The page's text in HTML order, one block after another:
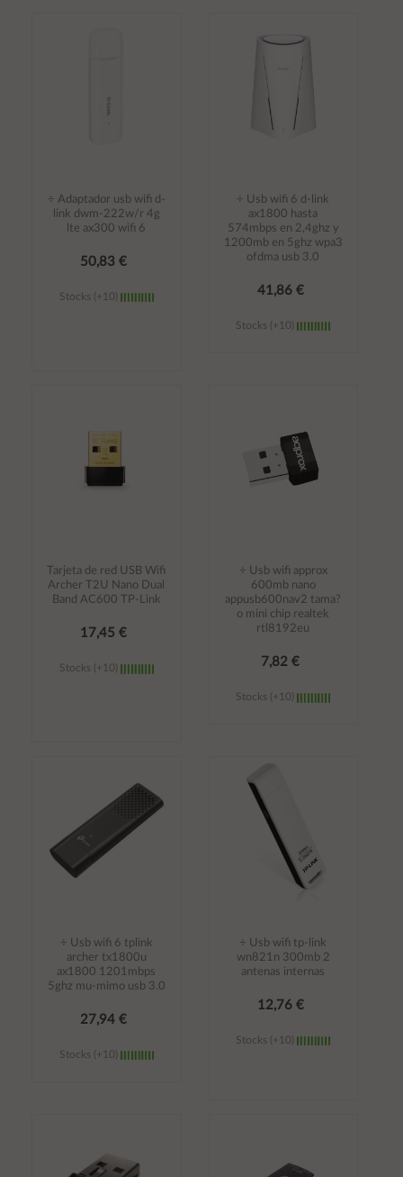
carrito
÷ Adaptador usb wifi d-
link dwm-222w/r 4g
lte ax300 wifi 6
50,83 €
Stocks (+10)
÷ Usb wifi 6 d-link
ax1800 hasta
574mbps en 2,4ghz y
1200mb en 5ghz wpa3
ofdma usb 3.0
41,86 €
Stocks (+10)
Tarjeta de red USB Wifi
Archer T2U Nano Dual
Band AC600 TP-Link
17,45 €
Stocks (+10)
÷ Usb wifi approx
600mb nano
appusb600nav2 tama?
o mini chip realtek
rtl8192eu
7,82 €
Stocks (+10)
÷ Usb wifi 6 tplink
archer tx1800u
ax1800 1201mbps
5ghz mu-mimo usb 3.0
27,94 €
Stocks (+10)
÷ Usb wifi tp-link
wn821n 300mb 2
antenas internas
12,76 €
Stocks (+10)